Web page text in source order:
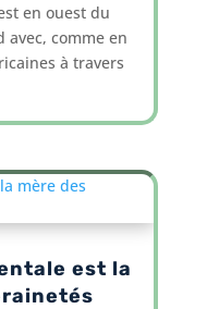
en ouest du
comme en
à travers
est la